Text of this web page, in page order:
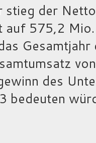
stieg der
auf 575,2
Gesamtjahr
des
bedeuten